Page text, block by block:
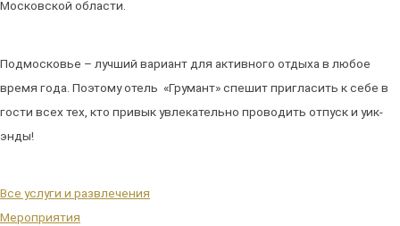
Московской области.
Подмосковье – лучший вариант для активного отдыха в любое
время года. Поэтому отель «Грумант» спешит пригласить к себе в
гости всех тех, кто привык увлекательно проводить отпуск и уик-
энды!
Все услуги и развлечения
Мероприятия